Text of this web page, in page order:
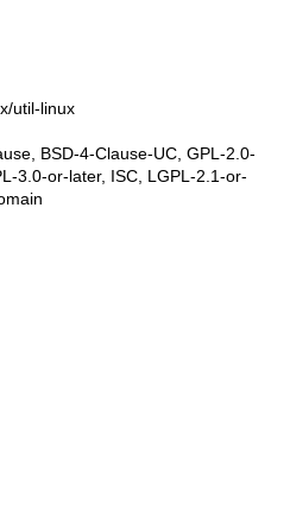
util-linux
BSD-4-Clause-UC, GPL-2.0-
3.0-or-later, ISC, LGPL-2.1-or-